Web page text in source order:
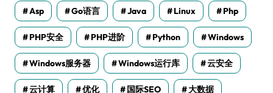
Asp Go语言 Java Linux Php
PHP安全 PHP进阶 Python Windows
Windows服务器 Windows运行库 云安全
云计算 优化 国际SEO 大数据